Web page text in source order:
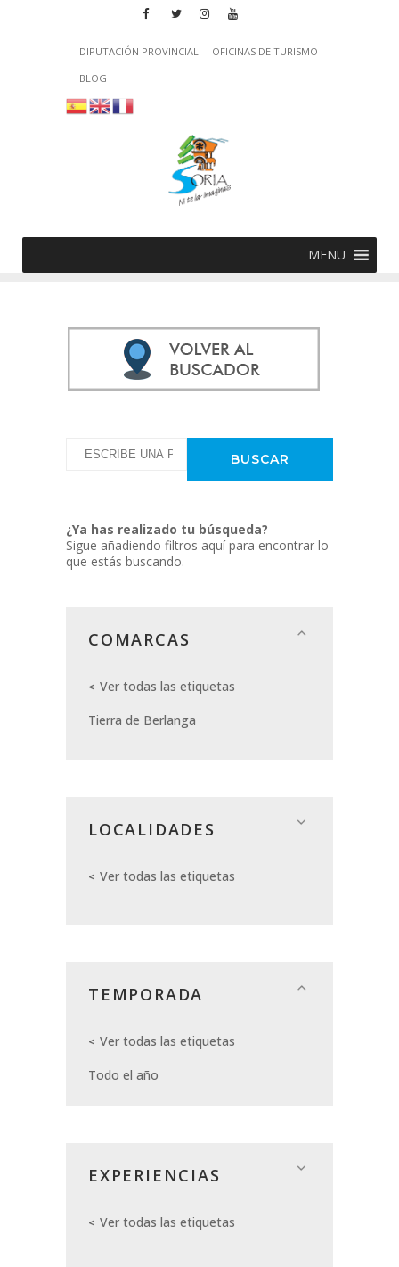
DIPUTACIÓN PROVINCIAL
OFICINAS DE TURISMO
BLOG
MENU
¿Ya has realizado tu búsqueda?
Sigue añadiendo filtros aquí para encontrar lo
que estás buscando.
COMARCAS
Ver todas las etiquetas
Tierra de Berlanga
LOCALIDADES
Ver todas las etiquetas
TEMPORADA
Ver todas las etiquetas
Todo el año
EXPERIENCIAS
Ver todas las etiquetas